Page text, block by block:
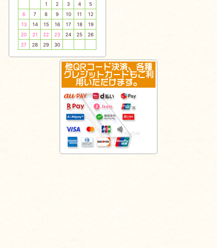
1
2 3 4
5
6
7 8 9 10 11
12
13
14 15 16 17 18
19
20
21 22 23 24 25
26
27
28 29 30
他QRコード決済、各種
クレジットカードもご利
用いただけます。